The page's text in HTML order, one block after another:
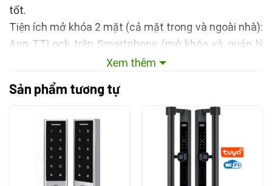
tốt.
Tiện ích mở khóa 2 mặt (cả mặt trong và ngoài nhà):
App TTLock trên Smartphone (mở khóa và quản lý
trên điện thoại), Vân tay, Thẻ từ, Mã số và chìa cơ
qua điện thoại
Tùy chọn thêm: mở khóa từ xa trên điện thoại qua
Wifi/3G/4G
Tùy chọn thêm: mở khóa bằng remote
Xem thêm
Sản phẩm tương tự